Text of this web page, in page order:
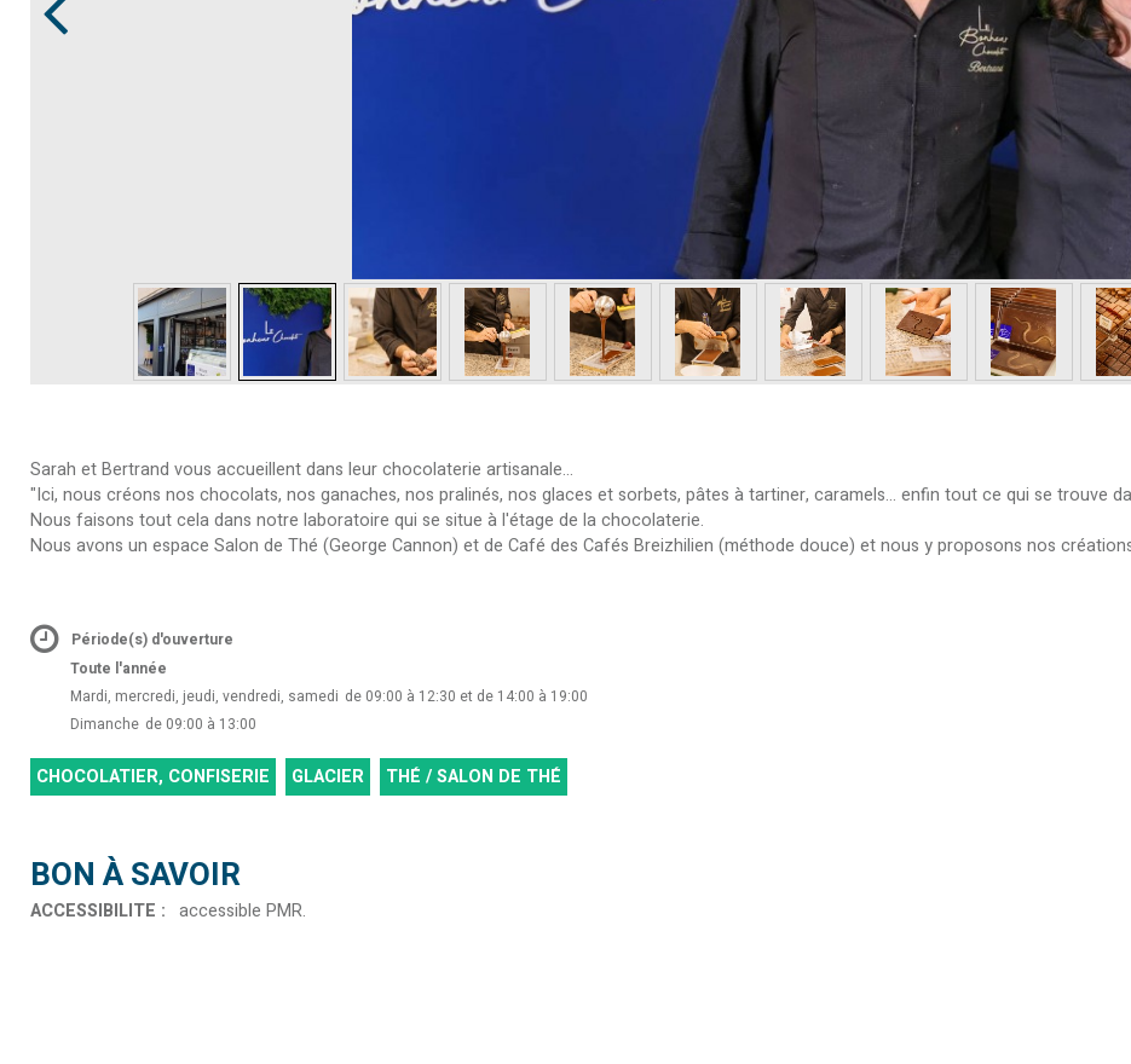
Sarah et Bertrand vous accueillent dans leur chocolaterie artisanale...
"Ici, nous créons nos chocolats, nos ganaches, nos pralinés, nos glaces et sorbets, pâtes à tartiner, caramels... enfin tout ce qui se trouve
Nous faisons tout cela dans notre laboratoire qui se situe à l'étage de la chocolaterie.
Nous avons un espace Salon de Thé (George Cannon) et de Café des Cafés Breizhilien (méthode douce) et nous y proposons nos
Période(s) d'ouverture
Toute l'année
Mardi, mercredi, jeudi, vendredi, samedi de 09:00 à 12:30 et de 14:00 à 19:00
Dimanche de 09:00 à 13:00
CHOCOLATIER, CONFISERIE GLACIER THÉ / SALON DE THÉ
BON À SAVOIR
ACCESSIBILITE : accessible PMR